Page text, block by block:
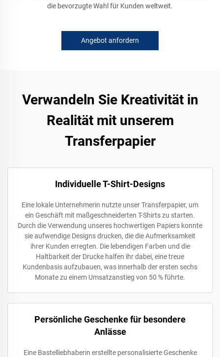
die bevorzugte Wahl für Kunden weltweit.
Angebot anfordern
Verwandeln Sie Kreativität in
Realität mit unserem
Transferpapier
Individuelle T-Shirt-Designs
Eine lokale Unternehmerin nutzte unser Transferpapier, um
ein Geschäft mit maßgeschneiderten T-Shirts zu starten.
Durch die Verwendung unseres hochwertigen Papiers konnte
sie aufwendige Designs drucken, die die Aufmerksamkeit
ihrer Kunden erregten. Die lebendigen Farben und die
Haltbarkeit der Drucke halfen ihr dabei, eine treue
Kundenbasis aufzubauen, was innerhalb der ersten sechs
Monate zu einem Umsatzanstieg von 50 % führte.
Persönliche Geschenke für besondere
Anlässe
Eine Bastelliebhaberin erstellte personalisierte Geschenke